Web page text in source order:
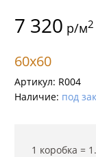
7 320 р/м2
60x60
Артикул: R004
Наличие: под
1 коробка =